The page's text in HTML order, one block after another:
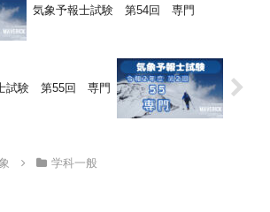
気象予報士試験 第54回 専門
試験 第55回 専門
学科一般